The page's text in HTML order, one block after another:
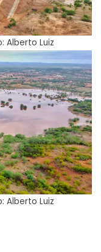
Alberto Luiz
Alberto Luiz